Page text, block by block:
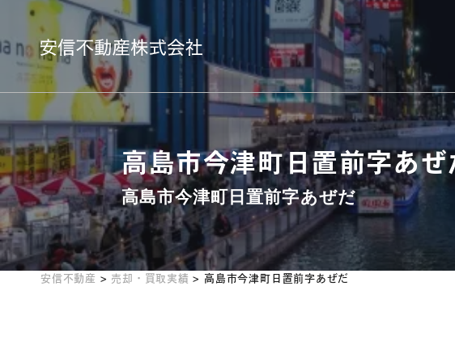
高島市今津町日置前字あぜ
高島市今津町日置前字あぜだ
安信不動産 > 売却・買取実績 > 高島市今津町日置前字あぜだ